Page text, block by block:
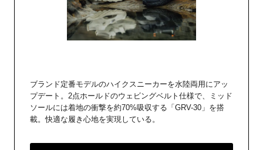
ブランド定番モデルのハイクスニーカーを水陸両用にアッ
プデート。2点ホールドのウェビングベルト仕様で、ミッド
ソールには着地の衝撃を約70%吸収する「GRV-30」を搭
載。快適な履き心地を実現している。